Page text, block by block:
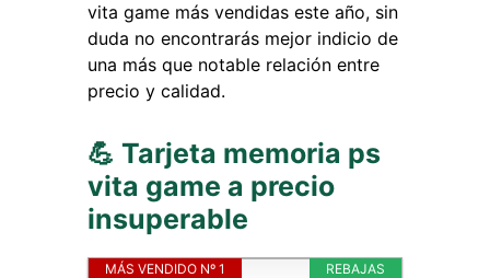
vita game más vendidas este año, sin
duda no encontrarás mejor indicio de
una más que notable relación entre
precio y calidad.
💪 Tarjeta memoria ps
vita game a precio
insuperable
REBAJAS
MÁS VENDIDO Nº 1